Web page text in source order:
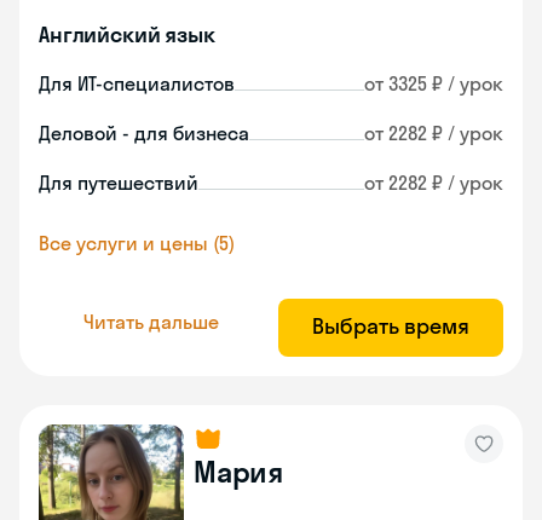
Английский язык
Для ИТ-специалистов от 3325 ₽ / урок
Деловой - для бизнеса от 2282 ₽ / урок
Для путешествий от 2282 ₽ / урок
Все услуги и цены (5)
Читать дальше Выбрать время
Мария